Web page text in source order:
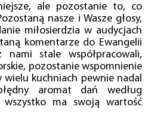
ale pozostanie to, co
nasze i Wasze głosy,
miłosierdzia w audycjach
komentarze do Ewangelii
stale współpracowali,
pozostanie wspomnienie
kuchniach pewnie nadal
aromat dań według
wszystko ma swoją wartość